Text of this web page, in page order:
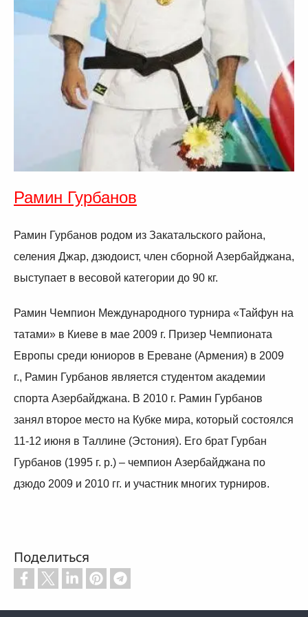
Рамин Гурбанов
Рамин Гурбанов родом из Закатальского района,
селения Джар, дзюдоист, член сборной Азербайджана,
выступает в весовой категории до 90 кг.
Рамин Чемпион Международного турнира «Тайфун на
татами» в Киеве в мае 2009 г. Призер Чемпионата
Европы среди юниоров в Ереване (Армения) в 2009
г., Рамин Гурбанов является студентом академии
спорта Азербайджана. В 2010 г. Рамин Гурбанов
занял второе место на Кубке мира, который состоялся
11-12 июня в Таллине (Эстония). Его брат Гурбан
Гурбанов (1995 г. р.) – чемпион Азербайджана по
дзюдо 2009 и 2010 гг. и участник многих турниров.
Поделиться